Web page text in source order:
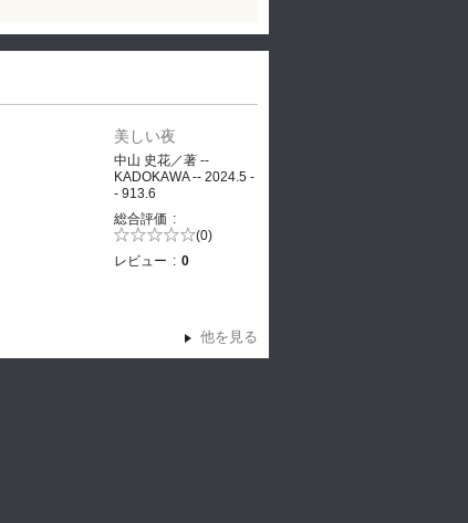
美しい夜
中山 史花／著 --
KADOKAWA -- 2024.5 -
- 913.6
総合評価
5段階評価の (0)
レビュー
0
他を見る